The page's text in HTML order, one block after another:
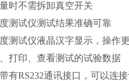
时不需拆卸真空开关
测试仪测试结果准确可靠
测试仪液晶汉字显示，操作
打印、查看测试的试验数据
有RS232通讯接口，可以连